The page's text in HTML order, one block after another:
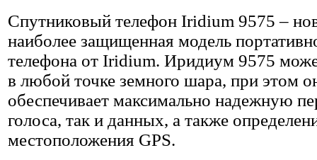
Спутниковый телефон Iridium 9575 –
наиболее защищенная модель
телефона от Iridium. Иридиум 9575
в любой точке земного шара, при этом
обеспечивает максимально надежную
голоса, так и данных, а также
местоположения GPS.